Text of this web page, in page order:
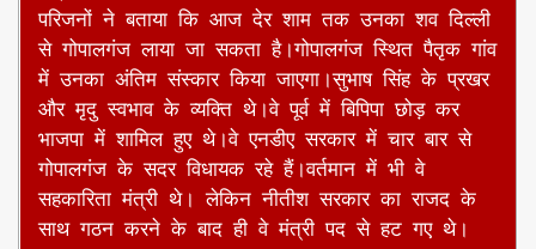
परिजनों ने बताया कि आज देर शाम तक उनका शव दिल्ली
से गोपालगंज लाया जा सकता है।गोपालगंज स्थित पैतृक गांव
में उनका अंतिम संस्कार किया जाएगा।सुभाष सिंह के प्रखर
और मृदु स्वभाव के व्यक्ति थे।वे पूर्व में बिपिपा छोड़ कर
भाजपा में शामिल हुए थे।वे एनडीए सरकार में चार बार से
गोपालगंज के सदर विधायक रहे हैं।वर्तमान में भी वे
सहकारिता मंत्री थे। लेकिन नीतीश सरकार का राजद के
साथ गठन करने के बाद ही वे मंत्री पद से हट गए थे।